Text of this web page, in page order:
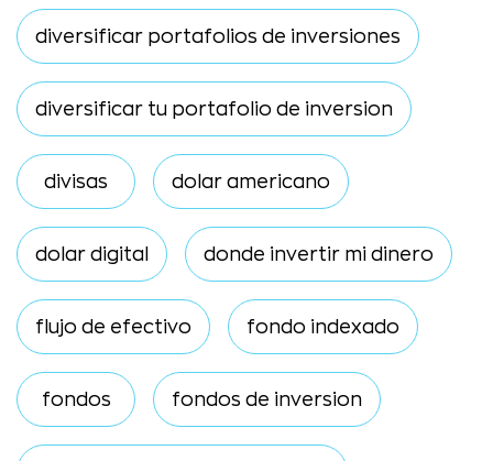
diversificar portafolios de inversiones
diversificar tu portafolio de inversion
divisas dolar americano
dolar digital donde invertir mi dinero
flujo de efectivo fondo indexado
fondos fondos de inversion